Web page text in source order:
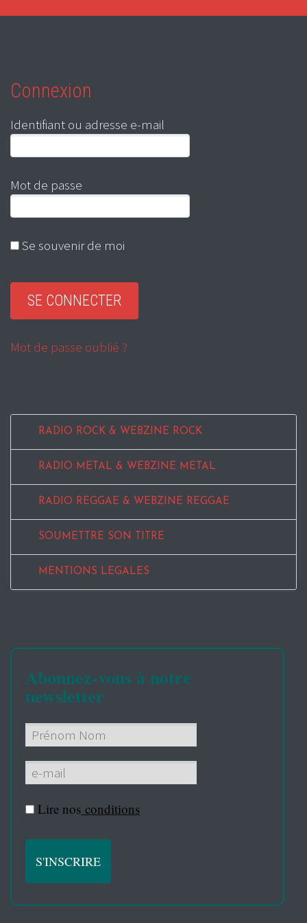
Connexion
Identifiant ou adresse e-mail
Mot de passe
Se souvenir de moi
Mot de passe oublié ?
RADIO ROCK & WEBZINE ROCK
RADIO METAL & WEBZINE METAL
RADIO REGGAE & WEBZINE REGGAE
SOUMETTRE SON TITRE
MENTIONS LEGALES
Abonnez-vous à notre
newsletter
Lire nos conditions